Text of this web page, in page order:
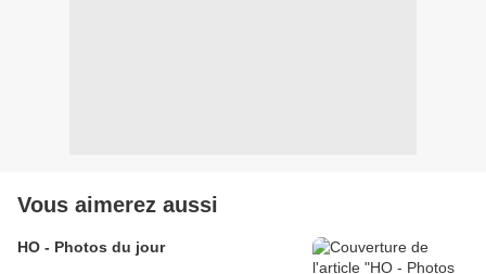
Vous aimerez aussi
HO - Photos du jour